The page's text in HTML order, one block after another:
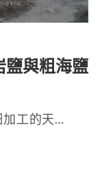
鹽與粗海鹽
加工的天…